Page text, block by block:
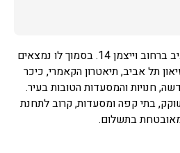
המלון ממוקם במרכז תל אביב ברחוב וייצמן 14. בסמוך לו נמצאים
תל אביב, תיאטרון הקאמרי, כיכר
חנויות והמסעדות הטובות בעיר.
בתי קפה ומסעדות, קרוב לתחנת
בתשלום.